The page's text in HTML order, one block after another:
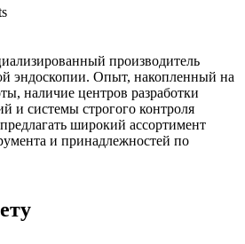
производитель
эндоскопии. Опыт, накопленный на
наличие центров разработки
и системы строгого контроля
широкий ассортимент
и принадлежностей по